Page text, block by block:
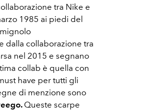
tra Nike e
1985 ai piedi del
dalla collaborazione tra
nel 2015 e segnano
collab è quella con
have per tutti gli
di menzione sono
Queste scarpe